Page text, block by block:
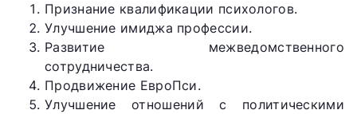
Признание квалификации психологов.
Улучшение имиджа профессии.
Развитие межведомственного
сотрудничества.
Продвижение ЕвроПси.
Улучшение отношений с политическими